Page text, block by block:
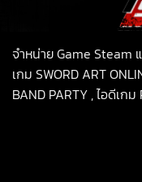
จำหน่าย Game Steam แ
เกม SWORD ART
BAND PARTY , ไอดีเกม